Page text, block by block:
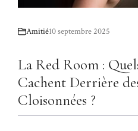
Amitié10 septembre 2025
La Red Room :
Cachent Derrière
Cloisonnées ?